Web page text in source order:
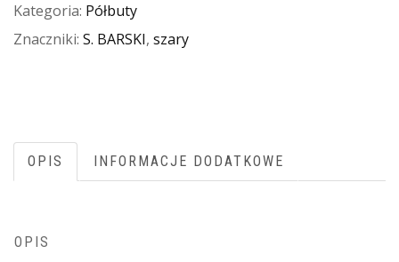
Kategoria: Półbuty
Znaczniki: S. BARSKI, szary
OPIS INFORMACJE DODATKOWE
OPIS